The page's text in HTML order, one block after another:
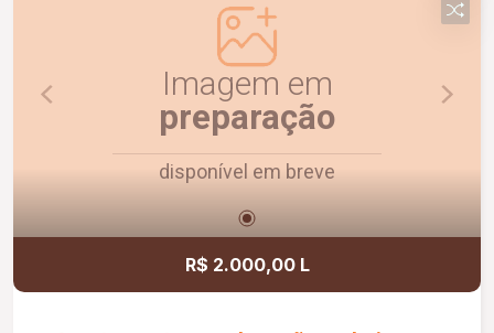
Imagem em
preparação
disponível em breve
R$ 2.000,00 L